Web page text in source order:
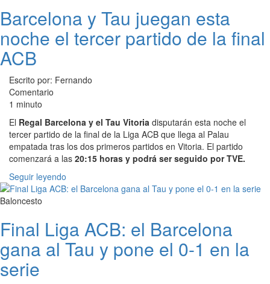
Barcelona y Tau juegan esta
noche el tercer partido de la final
ACB
Escrito por: Fernando
Comentario
1 minuto
El Regal Barcelona y el Tau Vitoria disputarán esta noche el
tercer partido de la final de la Liga ACB que llega al Palau
empatada tras los dos primeros partidos en Vitoria. El partido
comenzará a las 20:15 horas y podrá ser seguido por TVE.
Seguir leyendo
Baloncesto
Final Liga ACB: el Barcelona
gana al Tau y pone el 0-1 en la
serie